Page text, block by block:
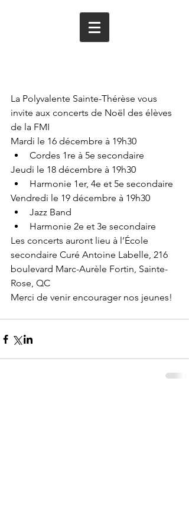
La Polyvalente Sainte-Thérèse vous
invite aux concerts de Noël des élèves
de la FMI
Mardi le 16 décembre à 19h30
Cordes 1re à 5e secondaire
Jeudi le 18 décembre à 19h30
Harmonie 1er, 4e et 5e secondaire
Vendredi le 19 décembre à 19h30
Jazz Band
Harmonie 2e et 3e secondaire
Les concerts auront lieu à l’École
secondaire Curé Antoine Labelle, 216
boulevard Marc-Aurèle Fortin, Sainte-
Rose, QC
Merci de venir encourager nos jeunes!